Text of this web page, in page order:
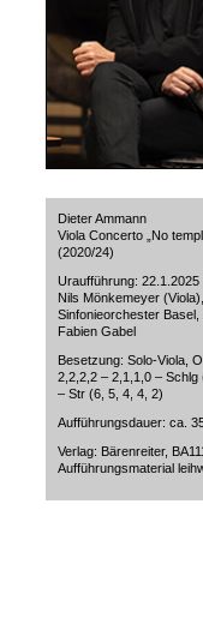
Dieter Ammann
Viola Concerto „No
(2020/24)
Uraufführung: 22.1.2025
Nils Mönkemeyer (Viola),
Sinfonieorchester Basel,
Fabien Gabel
Besetzung: Solo-Viola,
2,2,2,2 – 2,1,1,0 – Schlg
– Str (6, 5, 4, 4, 2)
Aufführungsdauer: ca.
Verlag: Bärenreiter,
Aufführungsmaterial